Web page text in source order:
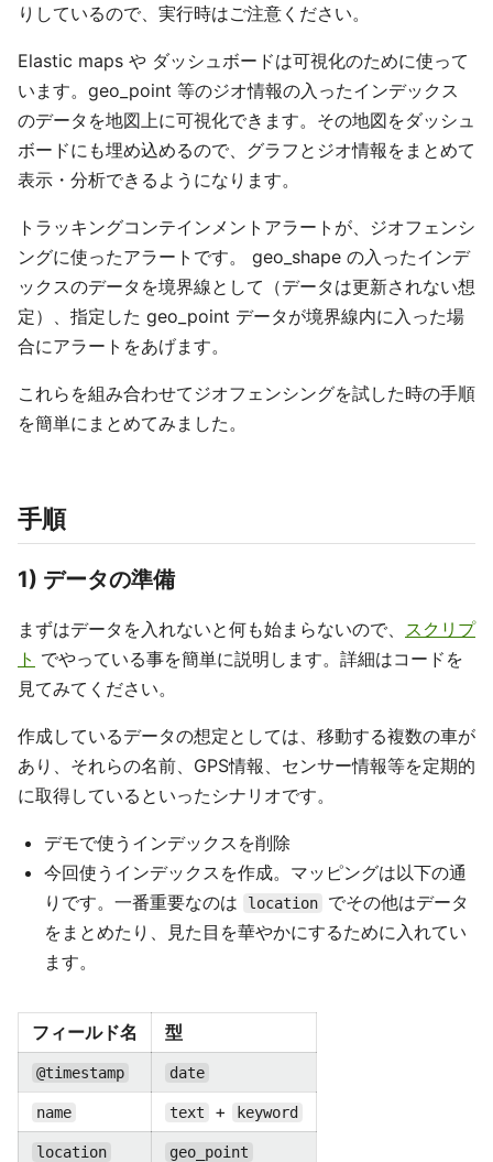
りしているので、実行時はご注意ください。
Elastic maps や ダッシュボードは可視化のために使って
います。geo_point 等のジオ情報の入ったインデックス
のデータを地図上に可視化できます。その地図をダッシュ
ボードにも埋め込めるので、グラフとジオ情報をまとめて
表示・分析できるようになります。
トラッキングコンテインメントアラートが、ジオフェンシ
ングに使ったアラートです。 geo_shape の入ったインデ
ックスのデータを境界線として（データは更新されない想
定）、指定した geo_point データが境界線内に入った場
合にアラートをあげます。
これらを組み合わせてジオフェンシングを試した時の手順
を簡単にまとめてみました。
手順
1) データの準備
まずはデータを入れないと何も始まらないので、 スクリプ
ト でやっている事を簡単に説明します。詳細はコードを
見てみてください。
作成しているデータの想定としては、移動する複数の車が
あり、それらの名前、GPS情報、センサー情報等を定期的
に取得しているといったシナリオです。
デモで使うインデックスを削除
今回使うインデックスを作成。マッピングは以下の通
りです。一番重要なのは
location
でその他はデータ
をまとめたり、見た目を華やかにするために入れてい
ます。
フィールド名 型
@timestamp date
name text + keyword
location geo_point